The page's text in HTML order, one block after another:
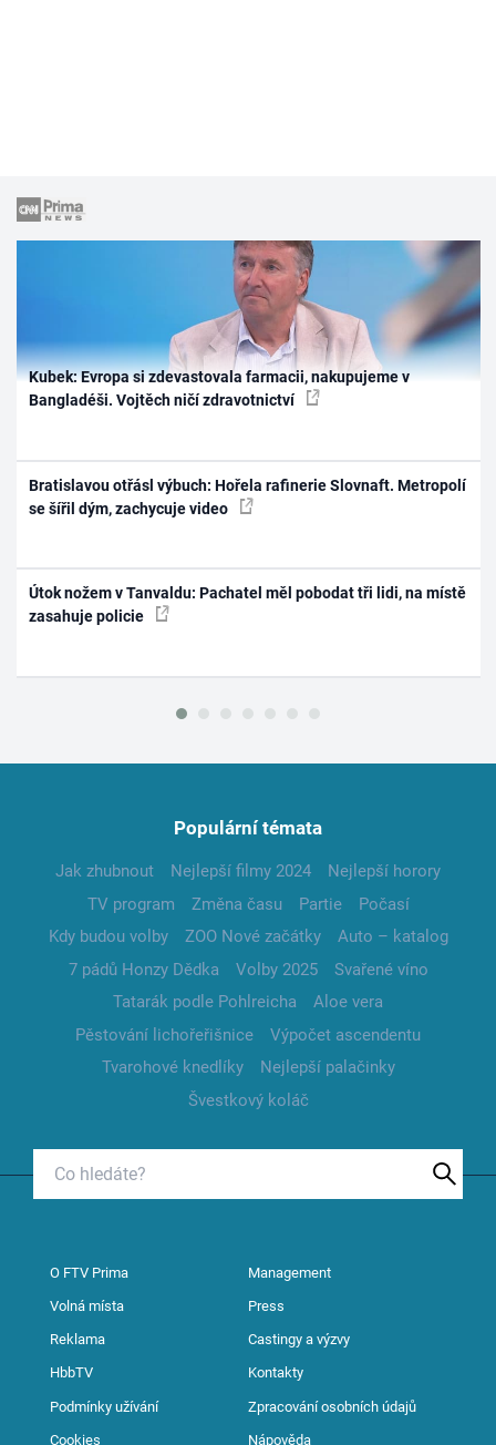
Kubek: Evropa si zdevastovala farmacii, nakupujeme v
Bangladéši. Vojtěch ničí zdravotnictví
Bratislavou otřásl výbuch: Hořela rafinerie Slovnaft. Metropolí
se šířil dým, zachycuje video
Útok nožem v Tanvaldu: Pachatel měl pobodat tři lidi, na místě
zasahuje policie
Populární témata
Jak zhubnout Nejlepší filmy 2024
Nejlepší horory
TV program
Změna času Partie
Počasí
Kdy budou volby
ZOO Nové začátky
Auto – katalog
7 pádů Honzy Dědka
Volby 2025
Svařené víno
Tatarák podle Pohlreicha
Aloe vera
Pěstování lichořeřišnice
Výpočet ascendentu
Tvarohové knedlíky
Nejlepší palačinky
Švestkový koláč
O FTV Prima Management
Volná místa Press
Reklama Castingy a výzvy
HbbTV Kontakty
Podmínky užívání Zpracování osobních údajů
Cookies Nápověda